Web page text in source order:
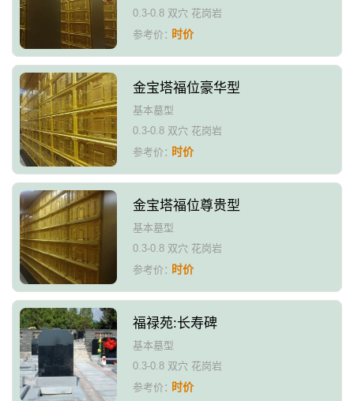
0.3-0.8 双穴 花岗岩
参考价：时价
金宝塔福位豪华型
基本墓型
0.3-0.8 双穴 花岗岩
参考价：时价
金宝塔福位尊贵型
基本墓型
0.3-0.8 双穴 花岗岩
参考价：时价
福禄苑:长寿碑
基本墓型
0.3-0.8 双穴 花岗岩
参考价：时价